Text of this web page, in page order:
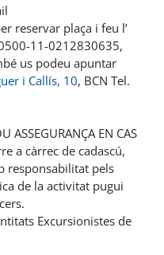
reservar plaça i feu l’
11-0212830635,
us podeu apuntar
i Callís, 10, BCN Tel.
ASSEGURANÇA EN CAS
a càrrec de cadascú,
responsabilitat pels
de la activitat pugui
Excursionistes de